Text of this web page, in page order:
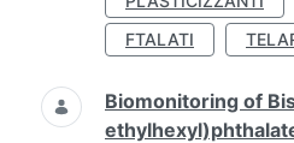
FTALATI
Biomonitoring of